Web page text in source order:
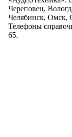
Череповец,
Челябинск, Омск,
Телефоны
65.
|